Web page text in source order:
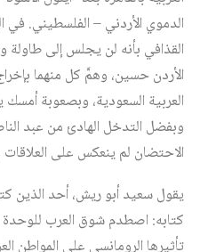
الدموي الأردني – الفلسطيني. في
القذافي بأنه لن يجلس إلى طاولة
الأردن حسين، وهمَّ كل منهما
العربية السعودية، وبصعوبة
وبفضل التدخل الهادئ من عبد
الاحتضان لم ينعكس على العلاقات
يقول سعيد أبو ريش، أحد الذين
كتابه: اصطدم شوق العرب للوحدة